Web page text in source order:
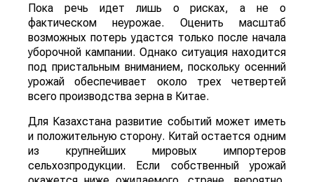
Пока речь идет лишь о рисках, а не о
фактическом неурожае. Оценить масштаб
возможных потерь удастся только после начала
уборочной кампании. Однако ситуация находится
под пристальным вниманием, поскольку осенний
урожай обеспечивает около трех четвертей
всего производства зерна в Китае.
Для Казахстана развитие событий может иметь
и положительную сторону. Китай остается одним
из крупнейших мировых импортеров
сельхозпродукции. Если собственный урожай